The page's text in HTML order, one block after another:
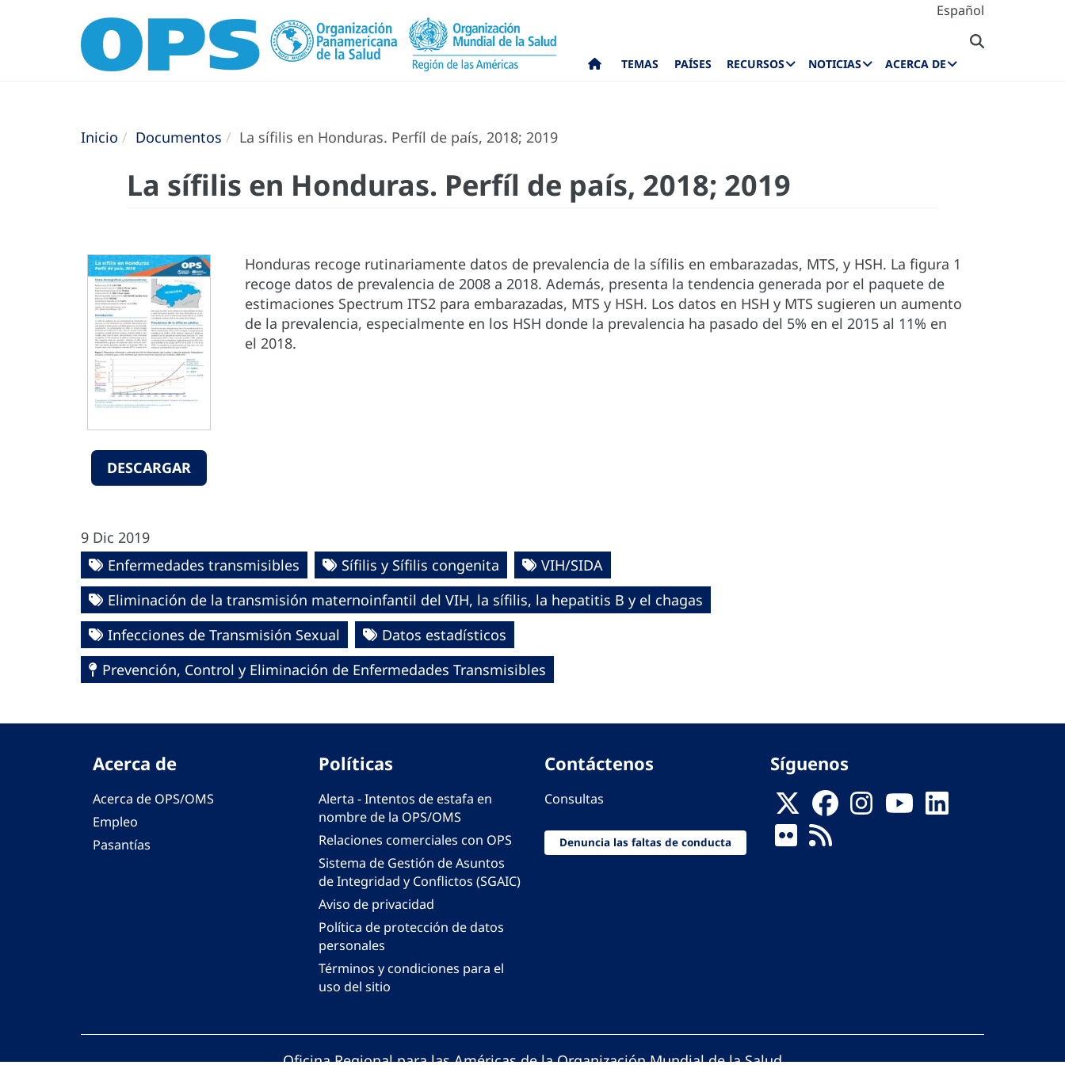
Español
TEMAS PAÍSES RECURSOS NOTICIAS ACERCA DE
Inicio Documentos La sífilis en Honduras. Perfíl de país, 2018; 2019
La sífilis en Honduras. Perfíl de país, 2018; 2019
DESCARGAR
Honduras recoge rutinariamente datos de prevalencia de la sífilis en embarazadas, MTS, y HSH. La figura 1
recoge datos de prevalencia de 2008 a 2018. Además, presenta la tendencia generada por el paquete de
estimaciones Spectrum ITS2 para embarazadas, MTS y HSH. Los datos en HSH y MTS sugieren un aumento
de la prevalencia, especialmente en los HSH donde la prevalencia ha pasado del 5% en el 2015 al 11% en
el 2018.
9 Dic 2019
Enfermedades transmisibles
Sífilis y Sífilis congenita
VIH/SIDA
Eliminación de la transmisión maternoinfantil del VIH, la sífilis, la hepatitis B y el chagas
Infecciones de Transmisión Sexual
Datos estadísticos
Prevención, Control y Eliminación de Enfermedades Transmisibles
Acerca de
Acerca de OPS/OMS
Empleo
Pasantías
Políticas
Alerta - Intentos de estafa en
nombre de la OPS/OMS
Relaciones comerciales con OPS
Sistema de Gestión de Asuntos
de Integridad y Conflictos (SGAIC)
Aviso de privacidad
Política de protección de datos
personales
Términos y condiciones para el
uso del sitio
Contáctenos
Consultas
Denuncia las faltas de conducta
Síguenos
Oficina Regional para las Américas de la Organización Mundial de la Salud